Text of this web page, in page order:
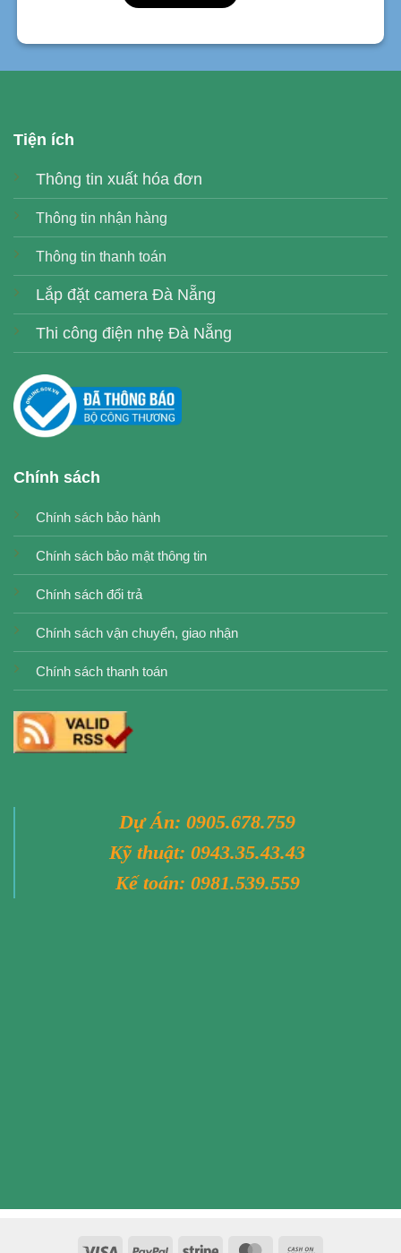
Tiện ích
Thông tin xuất hóa đơn
Thông tin nhận hàng
Thông tin thanh toán
Lắp đặt camera Đà Nẵng
Thi công điện nhẹ Đà Nẵng
Chính sách
Chính sách bảo hành
Chính sách bảo mật thông tin
Chính sách đổi trả
Chính sách vận chuyển, giao nhận
Chính sách thanh toán
Dự Án: 0905.678.759
Kỹ thuật: 0943.35.43.43
Kế toán: 0981.539.559
Visa PayPal Stripe MasterCard